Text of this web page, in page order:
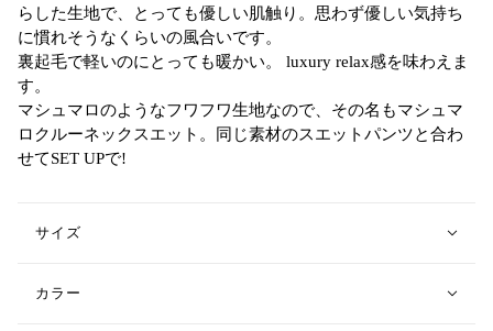
らした生地で、とっても優しい肌触り。思わず優しい気持ち
に慣れそうなくらいの風合いです。
裏起毛で軽いのにとっても暖かい。 luxury relax感を味わえま
す。
マシュマロのようなフワフワ生地なので、その名もマシュマ
ロクルーネックスエット。同じ素材のスエットパンツと合わ
せてSET UPで!
サイズ
カラー